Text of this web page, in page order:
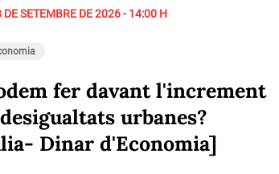
DE SETEMBRE DE 2026 - 14:00 H
fer davant l'increment
urbanes?
Dinar d'Economia]